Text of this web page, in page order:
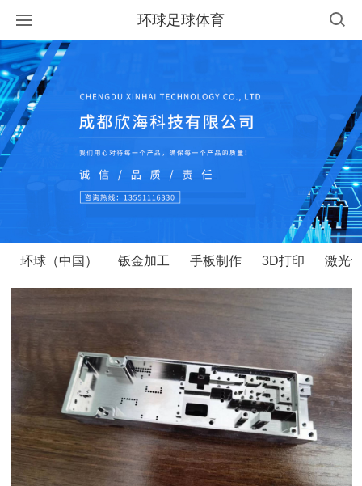
环球足球体育
环球（中国） 钣金加工 手板制作 3D打印 激光